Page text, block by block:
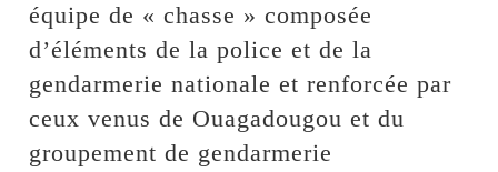
équipe de « chasse » composée
d’éléments de la police et de la
gendarmerie nationale et renforcée par
ceux venus de Ouagadougou et du
groupement de gendarmerie